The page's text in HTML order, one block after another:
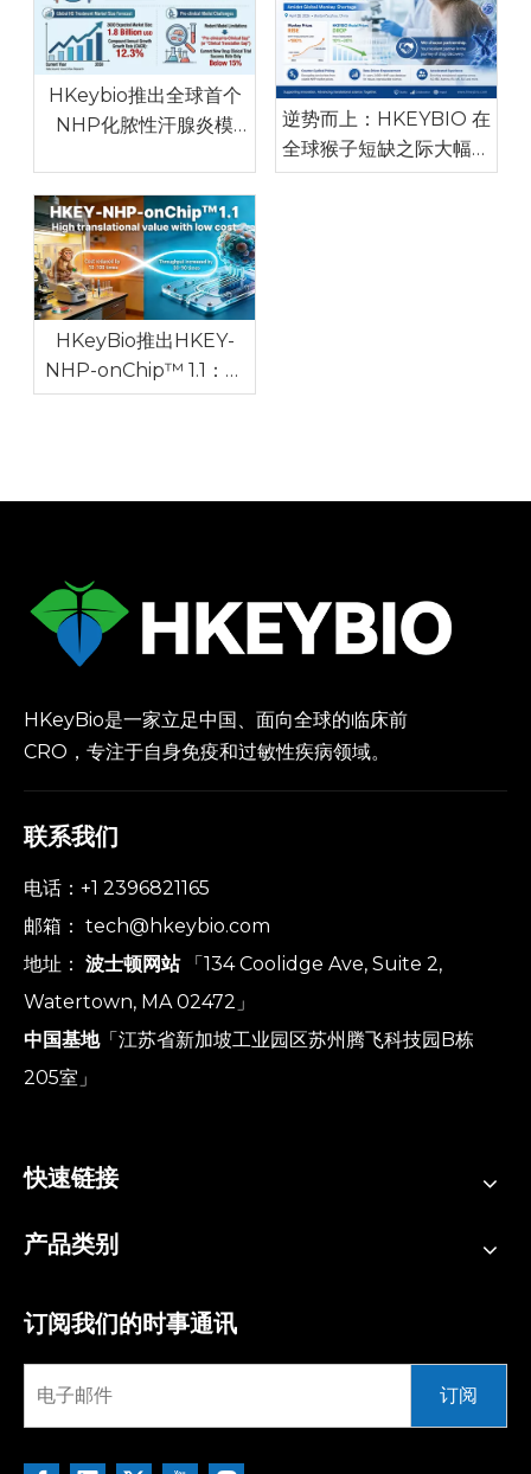
HKeybio推出全球首个
NHP化脓性汗腺炎模
逆势而上：HKEYBIO 在
全球猴子短缺之际大幅削
减 NHP 自体免疫模型价
HKeyBio推出HKEY-
NHP-onChip™ 1.1：世
界上第一个针对自身免疫
HKeyBio是一家立足中国、面向全球的临床前
CRO，专注于自身免疫和过敏性疾病领域。
联系我们
电话：+1 2396821165
邮箱： tech@hkeybio.com
地址： 波士顿网站「134 Coolidge Ave, Suite 2,
Watertown, MA 02472」
中国基地「江苏省新加坡工业园区苏州腾飞科技园B栋
205室」
快速链接
产品类别
订阅我们的时事通讯
订阅